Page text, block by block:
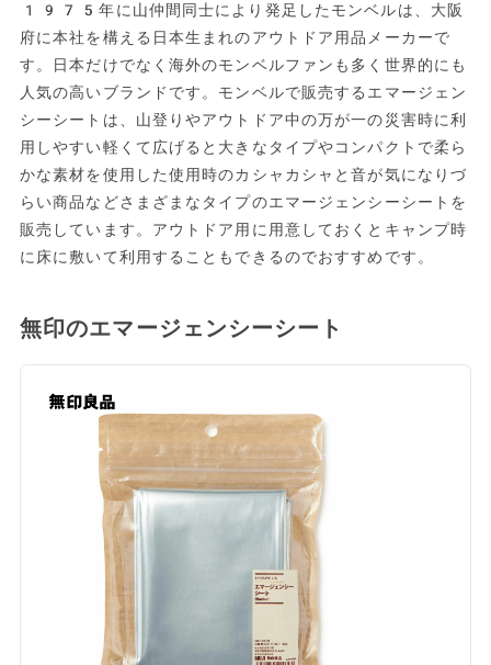
1975年に山仲間同士により発足したモンベルは、大阪
府に本社を構える日本生まれのアウトドア用品メーカーで
す。日本だけでなく海外のモンベルファンも多く世界的にも
人気の高いブランドです。モンベルで販売するエマージェン
シーシートは、山登りやアウトドア中の万が一の災害時に利
用しやすい軽くて広げると大きなタイプやコンパクトで柔ら
かな素材を使用した使用時のカシャカシャと音が気になりづ
らい商品などさまざまなタイプのエマージェンシーシートを
販売しています。アウトドア用に用意しておくとキャンプ時
に床に敷いて利用することもできるのでおすすめです。
無印のエマージェンシーシート